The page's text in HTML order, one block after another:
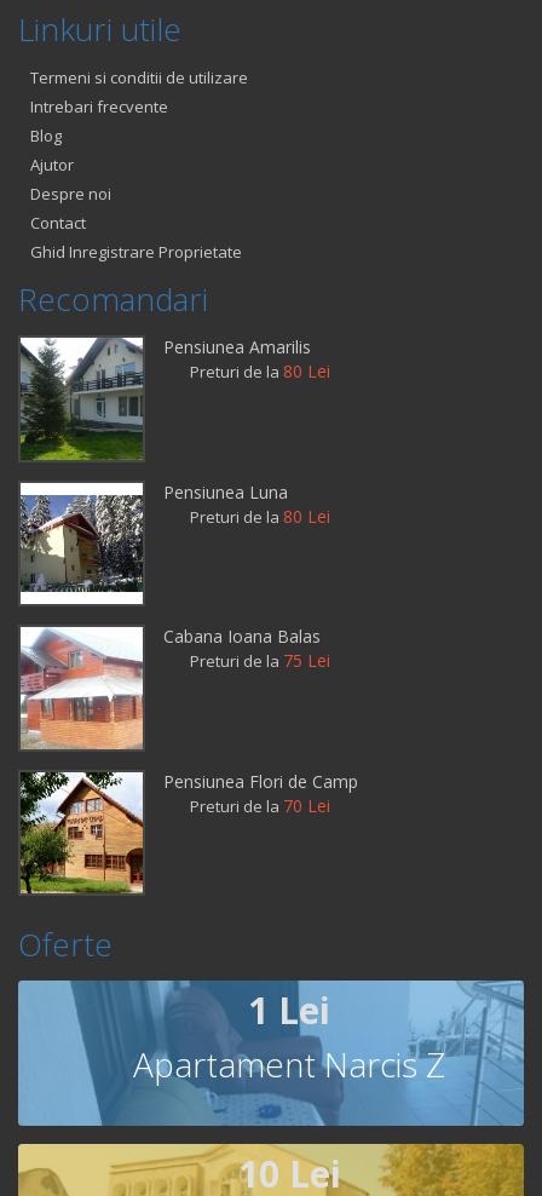
Linkuri utile
Termeni si conditii de utilizare
Intrebari frecvente
Blog
Ajutor
Despre noi
Contact
Ghid Inregistrare Proprietate
Recomandari
Pensiunea Amarilis
Preturi de la 80 Lei
Pensiunea Luna
Preturi de la 80 Lei
Cabana Ioana Balas
Preturi de la 75 Lei
Pensiunea Flori de Camp
Preturi de la 70 Lei
Oferte
1 Lei
Apartament Narcis Z
10 Lei